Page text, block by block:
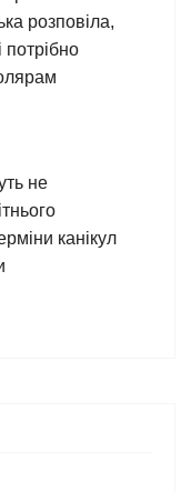
розповіла,
не
канікул